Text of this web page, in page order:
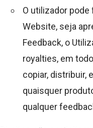
O utilizador
Website, seja
Feedback, o
royalties, em
copiar, distribuir,
quaisquer
qualquer